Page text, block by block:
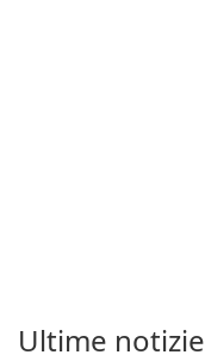
Ultime notizie